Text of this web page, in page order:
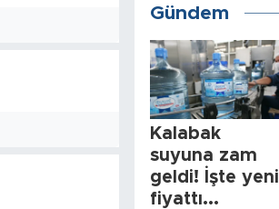
Gündem
Kalabak
suyuna zam
geldi! İşte yeni
fiyattı...